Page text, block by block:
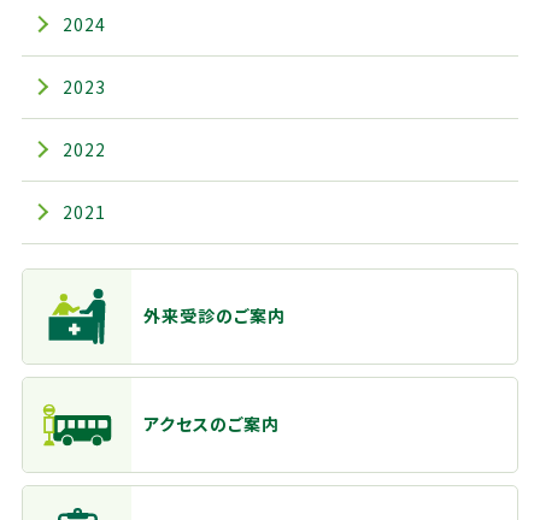
2024
2023
2022
2021
主なメニュー
外来受診のご案内
アクセスのご案内